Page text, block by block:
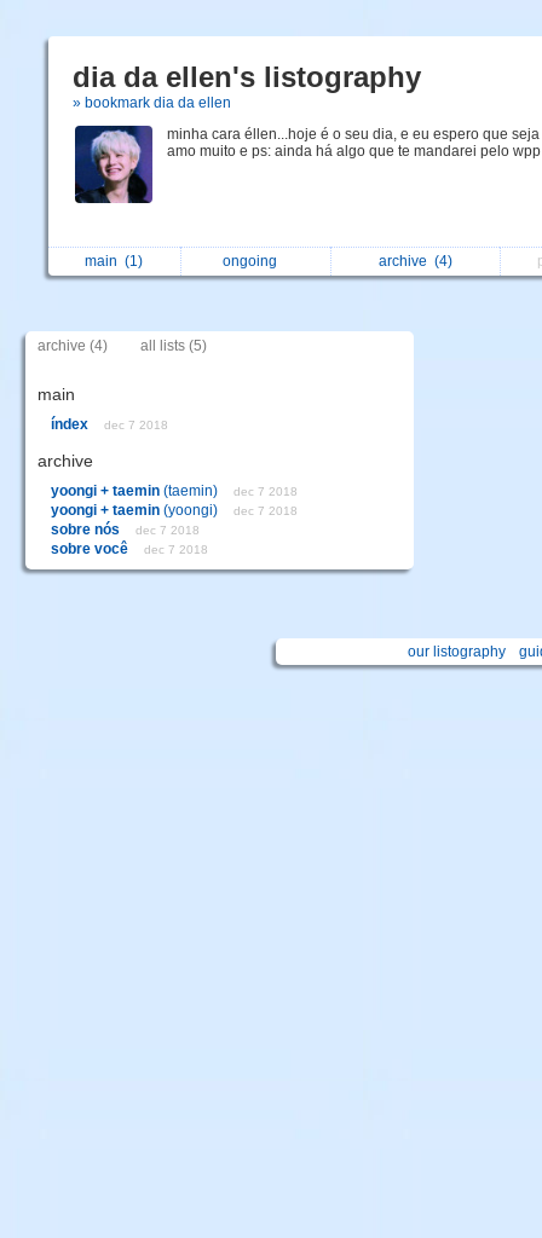
dia da ellen's listography
» bookmark dia da ellen
minha cara éllen...hoje é o seu dia, e eu espero que seja
amo muito e ps: ainda há algo que te mandarei pelo
main(1) ongoing archive (4)
archive (4) all lists (5)
main
índex dec 7 2018
archive
yoongi + taemin (taemin) dec 7 2018
yoongi + taemin (yoongi) dec 7 2018
sobre nós dec 7 2018
sobre você dec 7 2018
our listography